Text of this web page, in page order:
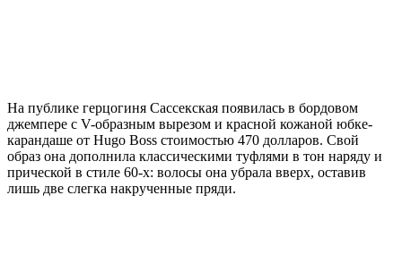
На публике герцогиня Сассекская появилась в бордовом
джемпере с V-образным вырезом и красной кожаной юбке-
карандаше от Hugo Boss стоимостью 470 долларов. Свой
образ она дополнила классическими туфлями в тон наряду и
прической в стиле 60-х: волосы она убрала вверх, оставив
лишь две слегка накрученные пряди.